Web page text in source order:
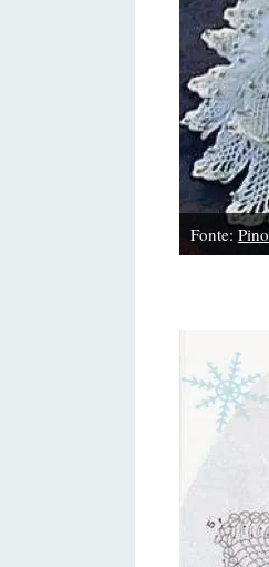
Fonte: